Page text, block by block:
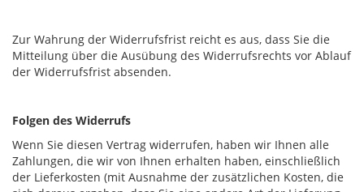
Zur Wahrung der Widerrufsfrist reicht es aus, dass Sie die
Mitteilung über die Ausübung des Widerrufsrechts vor Ablauf
der Widerrufsfrist absenden.
Folgen des Widerrufs
Wenn Sie diesen Vertrag widerrufen, haben wir Ihnen alle
Zahlungen, die wir von Ihnen erhalten haben, einschließlich
der Lieferkosten (mit Ausnahme der zusätzlichen Kosten, die